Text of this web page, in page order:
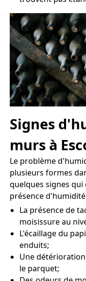
Signes
murs à
Le problème
plusieurs formes
quelques signes
présence
La présence de
moisissure au
L'écaillage du
enduits;
Une
le parquet;